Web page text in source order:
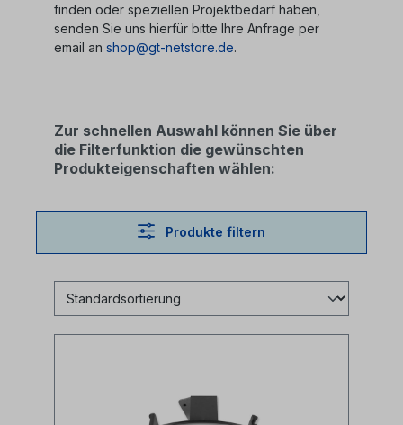
finden oder speziellen Projektbedarf haben,
senden Sie uns hierfür bitte Ihre Anfrage per
email an shop@gt-netstore.de.
Zur schnellen Auswahl können Sie über
die Filterfunktion die gewünschten
Produkteigenschaften wählen:
Produkte filtern